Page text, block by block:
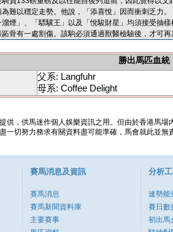
難以穩定走勢。他說，「添喜悅」因而衝刺乏力
煙」、「驃驥王」以及「悅駿財星」均須接受抽
骨有一處割傷。該駒必須通過獸醫檢驗後，才可
勝出馬匹血統
父系: Langfuhr
母系: Coffee Delight
供，供馬迷作個人娛樂資訊之用。但由於香港馬
一切努力務求有關資料盡可能準確，馬會就此並
賽馬消息及資訊
賽馬消息
賽馬新聞資料庫
主要賽事
分析
速勢能
賽日數
初出馬